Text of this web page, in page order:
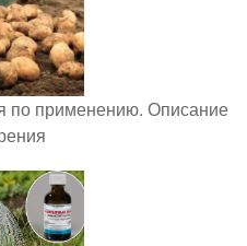
по применению. Описание